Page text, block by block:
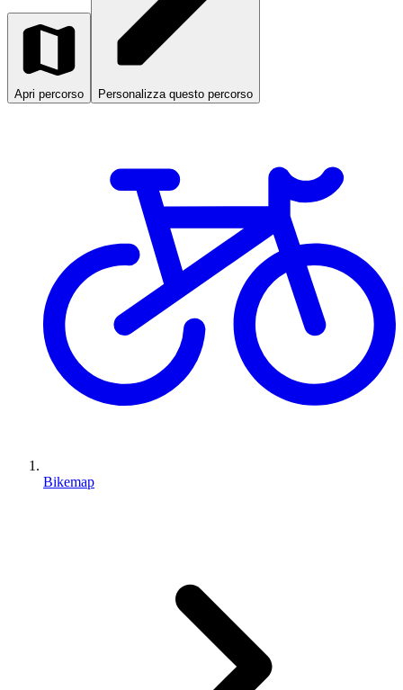
Apri percorso Personalizza questo percorso
Bikemap